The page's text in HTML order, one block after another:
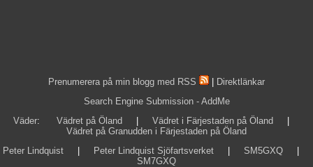
Prenumerera på min blogg med RSS
Direktlänkar
Search Engine Submission - AddMe
Väder: Vädret på Öland Vädret i Färjestaden på Öland
Vädret på Granudden i Färjestaden på Öland
Peter Lindquist
Peter Lindquist Sjöfartsverket SM5GXQ
SM7GXQ